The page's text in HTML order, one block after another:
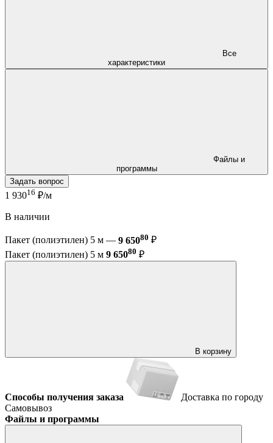
характеристики
программы
Задать вопрос
1 93016 ₽/м
В наличии
Пакет (полиэтилен) 5 м — 9 65080 ₽
Пакет (полиэтилен) 5 м 9 65080 ₽
В корзину
Способы получения заказа
Доставка по городу
Самовывоз
Файлы и программы